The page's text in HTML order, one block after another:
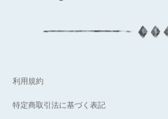
利用規約
特定商取引法に基づく表記